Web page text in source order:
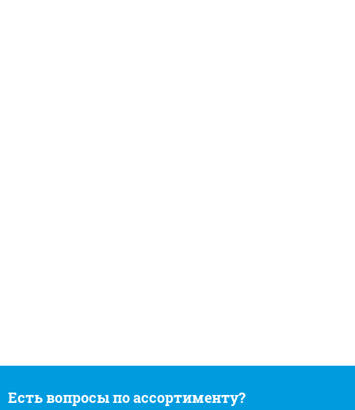
Есть вопросы по ассортименту?